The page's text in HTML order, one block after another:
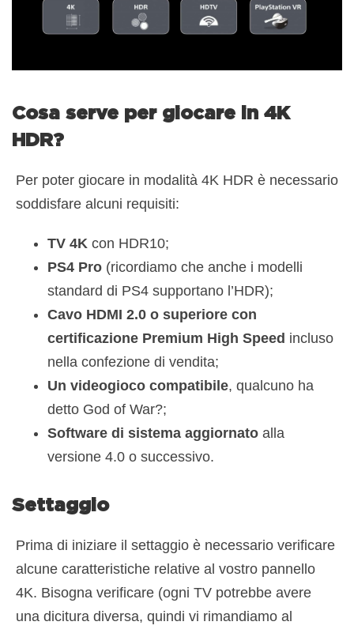
Cosa serve per giocare in 4K
HDR?
Per poter giocare in modalità 4K HDR è necessario
soddisfare alcuni requisiti:
TV 4K con HDR10;
PS4 Pro (ricordiamo che anche i modelli
standard di PS4 supportano l’HDR);
Cavo HDMI 2.0 o superiore con
certificazione Premium High Speed incluso
nella confezione di vendita;
Un videogioco compatibile, qualcuno ha
detto God of War?;
Software di sistema aggiornato alla
versione 4.0 o successivo.
Settaggio
Prima di iniziare il settaggio è necessario verificare
alcune caratteristiche relative al vostro pannello
4K. Bisogna verificare (ogni TV potrebbe avere
una dicitura diversa, quindi vi rimandiamo al